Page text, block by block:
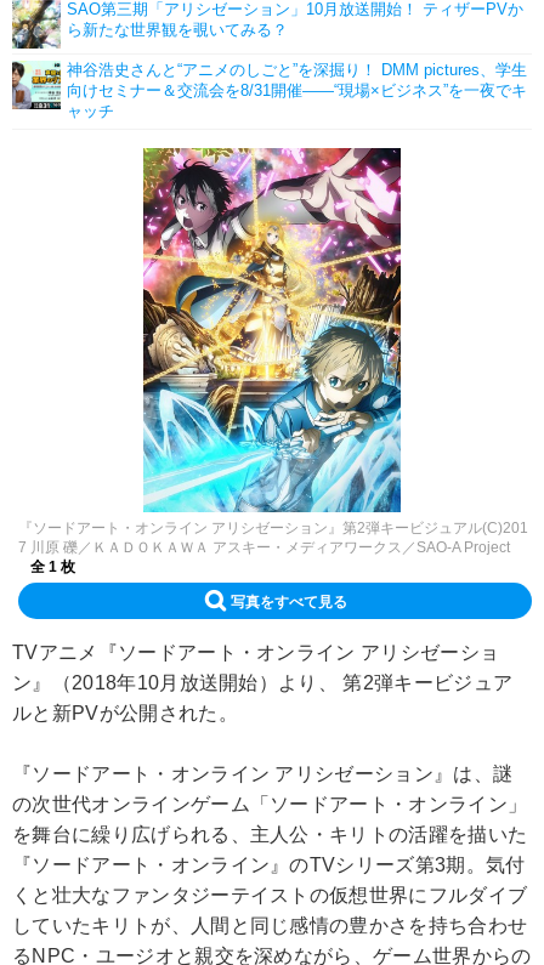
SAO第三期「アリシゼーション」10月放送開始！ ティザーPVか
ら新たな世界観を覗いてみる？
神谷浩史さんと“アニメのしごと”を深掘り！ DMM pictures、学生
向けセミナー＆交流会を8/31開催――“現場×ビジネス”を一夜でキ
ャッチ
『ソードアート・オンライン アリシゼーション』第2弾キービジュアル(C)201
7 川原 礫／ＫＡＤＯＫＡＷＡ アスキー・メディアワークス／SAO-A Project
全 1 枚
写真をすべて見る
TVアニメ『ソードアート・オンライン アリシゼーショ
ン』（2018年10月放送開始）より、 第2弾キービジュア
ルと新PVが公開された。
『ソードアート・オンライン アリシゼーション』は、謎
の次世代オンラインゲーム「ソードアート・オンライン」
を舞台に繰り広げられる、主人公・キリトの活躍を描いた
『ソードアート・オンライン』のTVシリーズ第3期。気付
くと壮大なファンタジーテイストの仮想世界にフルダイブ
していたキリトが、人間と同じ感情の豊かさを持ち合わせ
るNPC・ユージオと親交を深めながら、ゲーム世界からの